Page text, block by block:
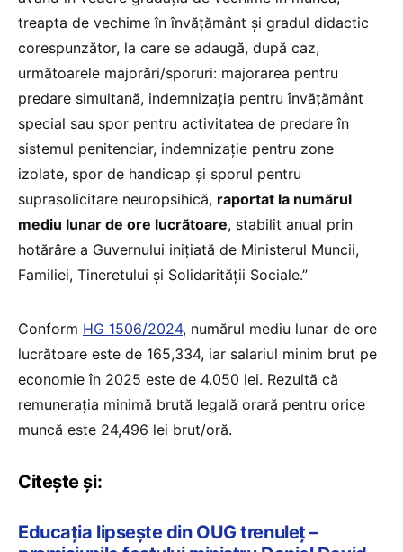
treapta de vechime în învățământ și gradul didactic
corespunzător, la care se adaugă, după caz,
următoarele majorări/sporuri: majorarea pentru
predare simultană, indemnizația pentru învățământ
special sau spor pentru activitatea de predare în
sistemul penitenciar, indemnizație pentru zone
izolate, spor de handicap și sporul pentru
suprasolicitare neuropsihică, raportat la numărul
mediu lunar de ore lucrătoare, stabilit anual prin
hotărâre a Guvernului inițiată de Ministerul Muncii,
Familiei, Tineretului și Solidarității Sociale.”
Conform HG 1506/2024, numărul mediu lunar de ore
lucrătoare este de 165,334, iar salariul minim brut pe
economie în 2025 este de 4.050 lei. Rezultă că
remunerația minimă brută legală orară pentru orice
muncă este 24,496 lei brut/oră.
Citește și:
Educația lipsește din OUG trenuleț –